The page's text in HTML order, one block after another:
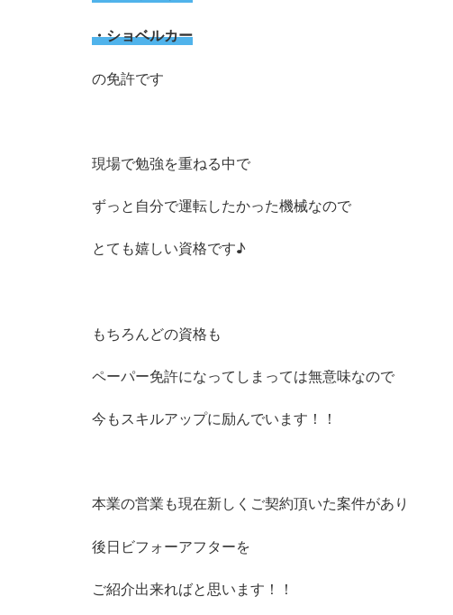
・ショベルカー
の免許です
現場で勉強を重ねる中で
ずっと自分で運転したかった機械なので
とても嬉しい資格です♪
もちろんどの資格も
ペーパー免許になってしまっては無意味なので
今もスキルアップに励んでいます！！
本業の営業も現在新しくご契約頂いた案件があり
後日ビフォーアフターを
ご紹介出来ればと思います！！